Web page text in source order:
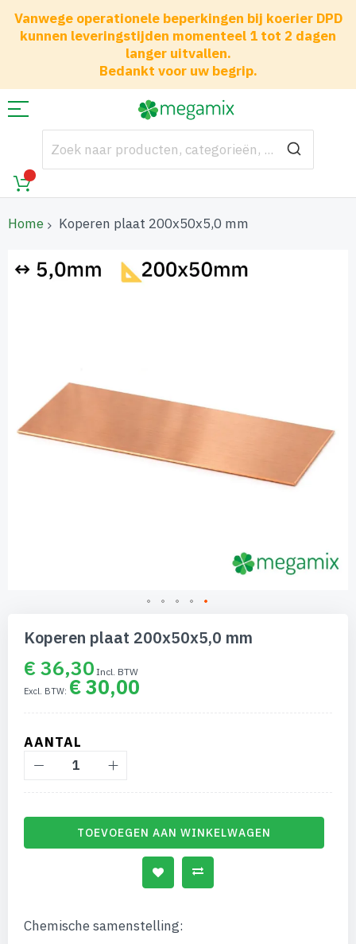
Vanwege operationele beperkingen bij koerier DPD
kunnen leveringstijden momenteel 1 tot 2 dagen
langer uitvallen.
Bedankt voor uw begrip.
Home Koperen plaat 200x50x5,0 mm
naar
naar
begin
Koperen plaat 200x50x5,0 mm
€ 36,30
€ 30,00
AANTAL
TOEVOEGEN AAN WINKELWAGEN
Chemische samenstelling: